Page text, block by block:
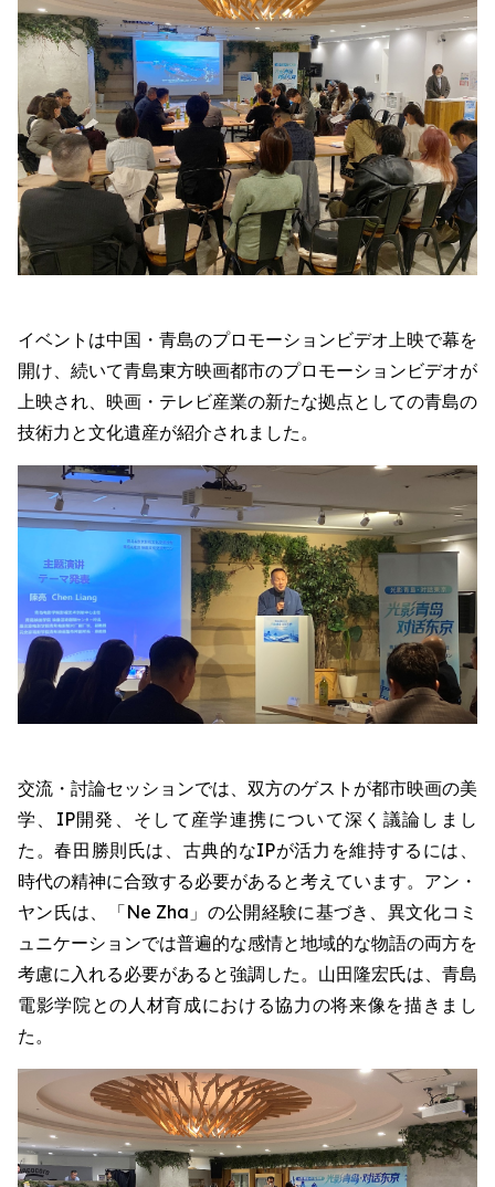
イベントは中国・青島のプロモーションビデオ上映で幕を
開け、続いて青島東方映画都市のプロモーションビデオが
上映され、映画・テレビ産業の新たな拠点としての青島の
技術力と文化遺産が紹介されました。
交流・討論セッションでは、双方のゲストが都市映画の美
学、IP開発、そして産学連携について深く議論しまし
た。春田勝則氏は、古典的なIPが活力を維持するには、
時代の精神に合致する必要があると考えています。アン・
ヤン氏は、「Ne Zha」の公開経験に基づき、異文化コミ
ュニケーションでは普遍的な感情と地域的な物語の両方を
考慮に入れる必要があると強調した。山田隆宏氏は、青島
電影学院との人材育成における協力の将来像を描きまし
た。